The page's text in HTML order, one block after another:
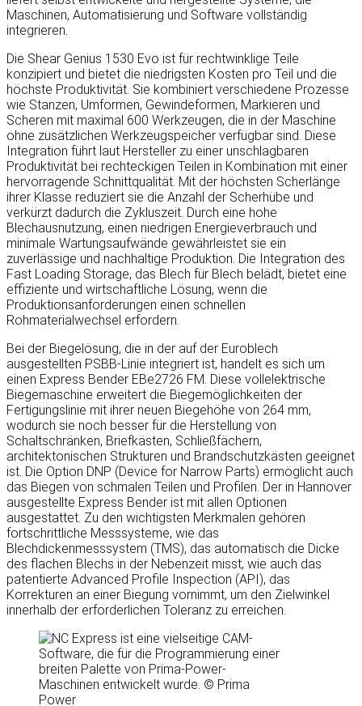
Maschinen, Automatisierung und Software vollständig
integrieren.
Die Shear Genius 1530 Evo ist für rechtwinklige Teile
konzipiert und bietet die niedrigsten Kosten pro Teil und die
höchste Produktivität. Sie kombiniert verschiedene Prozesse
wie Stanzen, Umformen, Gewindeformen, Markieren und
Scheren mit maximal 600 Werkzeugen, die in der Maschine
ohne zusätzlichen Werkzeugspeicher verfügbar sind. Diese
Integration führt laut Hersteller zu einer unschlagbaren
Produktivität bei rechteckigen Teilen in Kombination mit einer
hervorragende Schnittqualität. Mit der höchsten Scherlänge
ihrer Klasse reduziert sie die Anzahl der Scherhübe und
verkürzt dadurch die Zykluszeit. Durch eine hohe
Blechausnutzung, einen niedrigen Energieverbrauch und
minimale Wartungsaufwände gewährleistet sie ein
zuverlässige und nachhaltige Produktion. Die Integration des
Fast Loading Storage, das Blech für Blech belädt, bietet eine
effiziente und wirtschaftliche Lösung, wenn die
Produktionsanforderungen einen schnellen
Rohmaterialwechsel erfordern.
Bei der Biegelösung, die in der auf der Euroblech
ausgestellten PSBB-Linie integriert ist, handelt es sich um
einen Express Bender EBe2726 FM. Diese vollelektrische
Biegemaschine erweitert die Biegemöglichkeiten der
Fertigungslinie mit ihrer neuen Biegehöhe von 264 mm,
wodurch sie noch besser für die Herstellung von
Schaltschränken, Briefkästen, Schließfächern,
architektonischen Strukturen und Brandschutzkästen geeignet
ist. Die Option DNP (Device for Narrow Parts) ermöglicht auch
das Biegen von schmalen Teilen und Profilen. Der in Hannover
ausgestellte Express Bender ist mit allen Optionen
ausgestattet. Zu den wichtigsten Merkmalen gehören
fortschrittliche Messsysteme, wie das
Blechdickenmesssystem (TMS), das automatisch die Dicke
des flachen Blechs in der Nebenzeit misst, wie auch das
patentierte Advanced Profile Inspection (API), das
Korrekturen an einer Biegung vornimmt, um den Zielwinkel
innerhalb der erforderlichen Toleranz zu erreichen.